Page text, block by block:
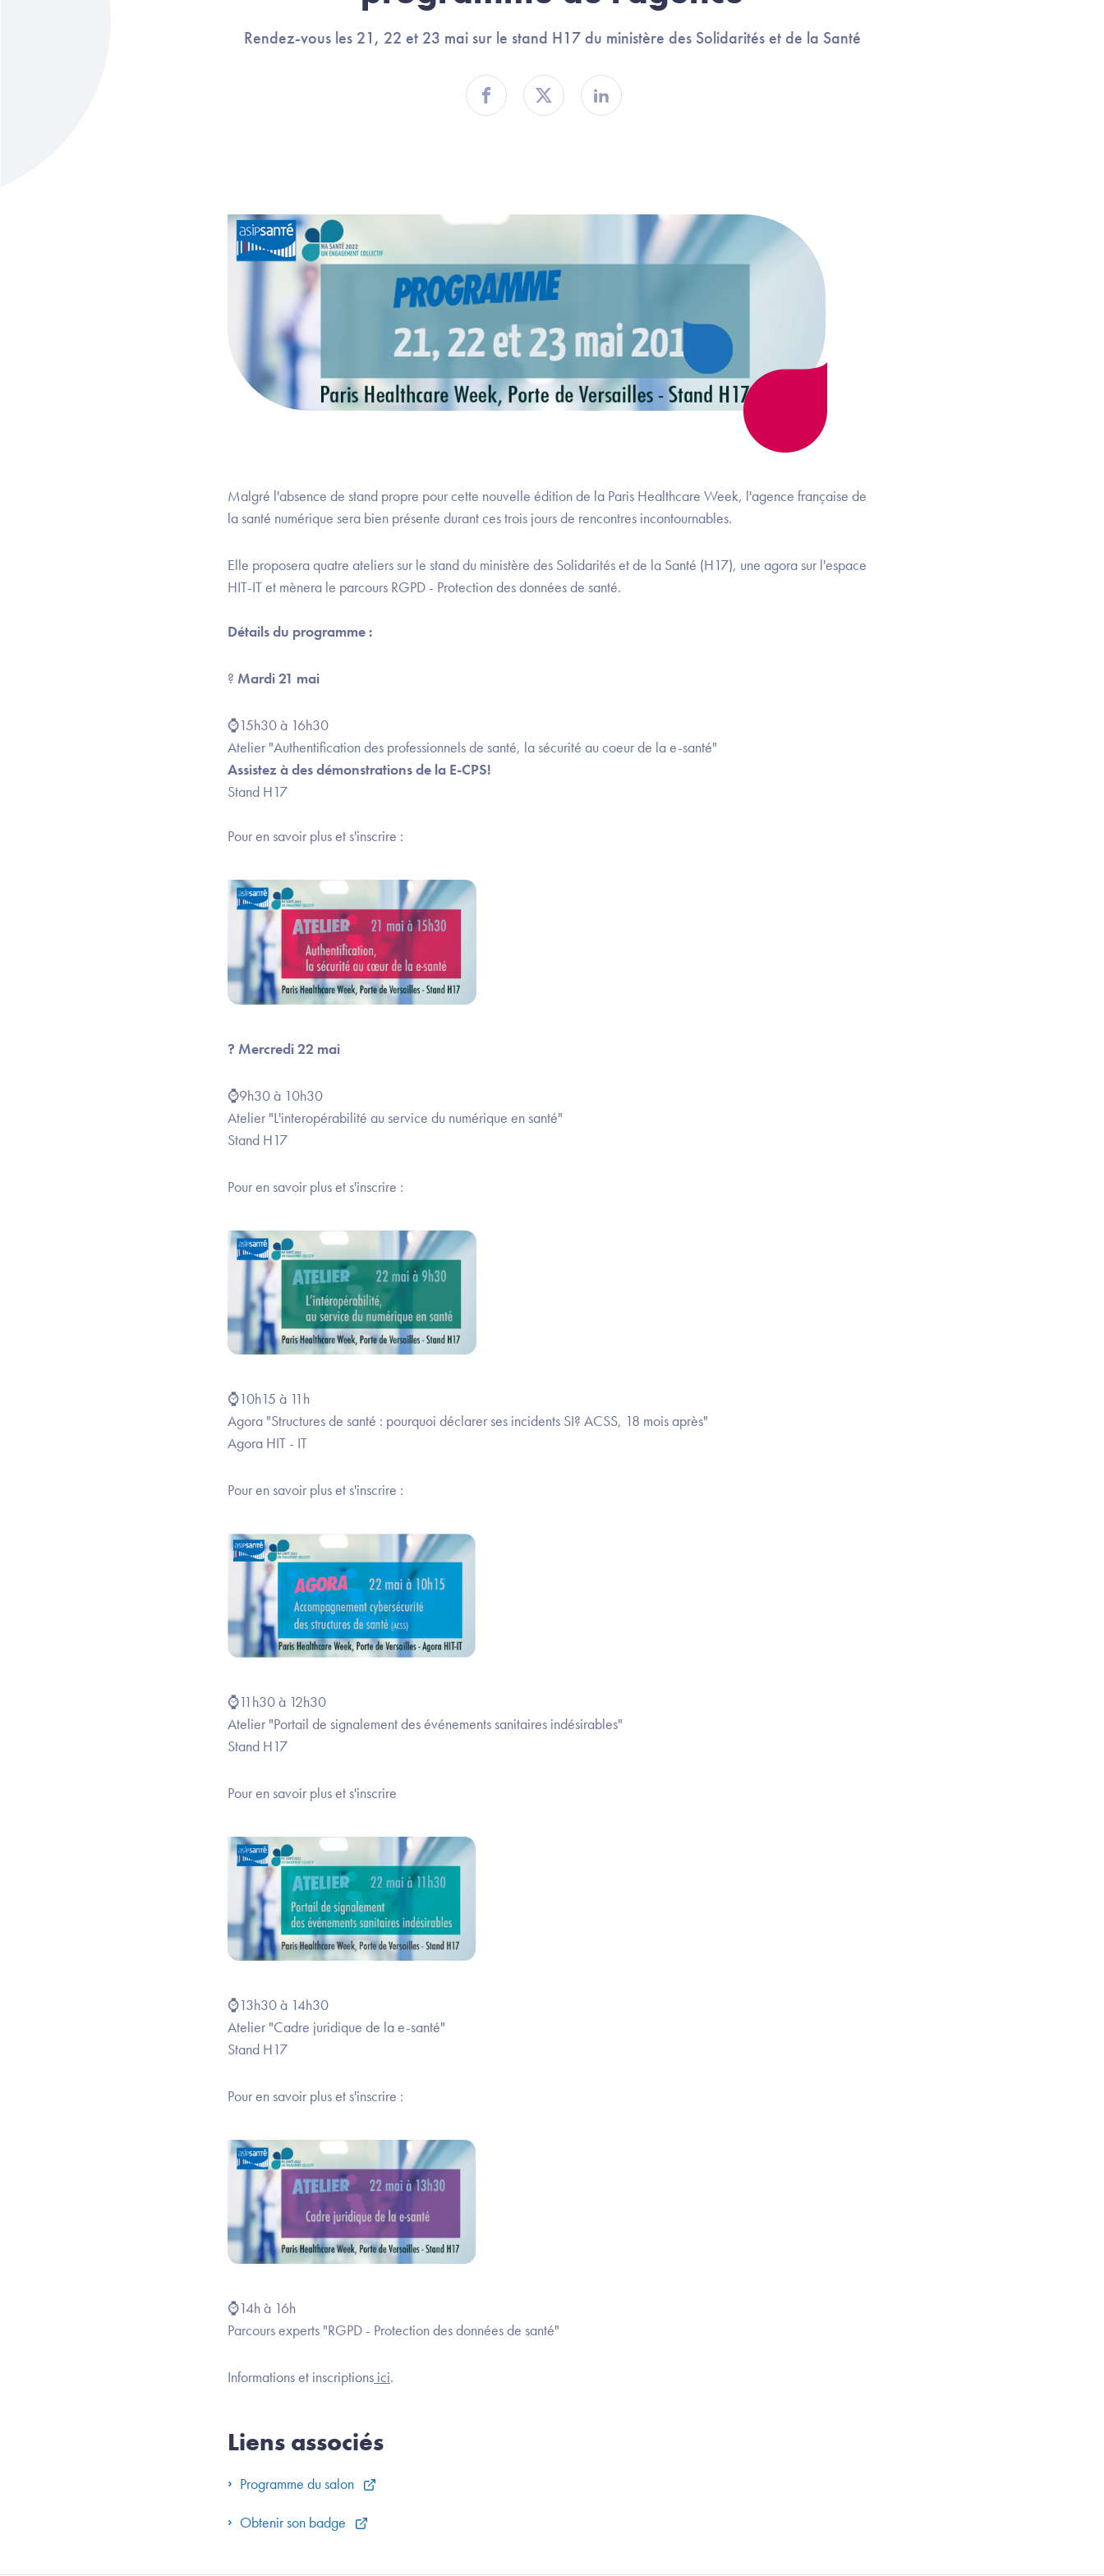
Rendez-vous les 21, 22 et 23 mai sur le stand H17 du ministère des Solidarités et de la Santé
Partager sur Facebook
Partager sur TwitterPartager sur Linkedin
Malgré l'absence de stand propre pour cette nouvelle édition de la Paris Healthcare Week, l'agence française de
la santé numérique sera bien présente durant ces trois jours de rencontres incontournables.
Elle proposera quatre ateliers sur le stand du ministère des Solidarités et de la Santé (H17), une agora sur l'espace
HIT-IT et mènera le parcours RGPD - Protection des données de santé.
Détails du programme :
? Mardi 21 mai
⌚15h30 à 16h30
Atelier "Authentification des professionnels de santé, la sécurité au coeur de la e-santé"
Assistez à des démonstrations de la E-CPS!
Stand H17
Pour en savoir plus et s'inscrire :
? Mercredi 22 mai
⌚9h30 à 10h30
Atelier "L'interopérabilité au service du numérique en santé"
Stand H17
Pour en savoir plus et s'inscrire :
⌚10h15 à 11h
Agora "Structures de santé : pourquoi déclarer ses incidents SI? ACSS, 18 mois après"
Agora HIT - IT
Pour en savoir plus et s'inscrire :
⌚11h30 à 12h30
Atelier "Portail de signalement des événements sanitaires indésirables"
Stand H17
Pour en savoir plus et s'inscrire
⌚13h30 à 14h30
Atelier "Cadre juridique de la e-santé"
Stand H17
Pour en savoir plus et s'inscrire :
⌚14h à 16h
Parcours experts "RGPD - Protection des données de santé"
Informations et inscriptions ici.
Liens associés
Programme du salon
Obtenir son badge